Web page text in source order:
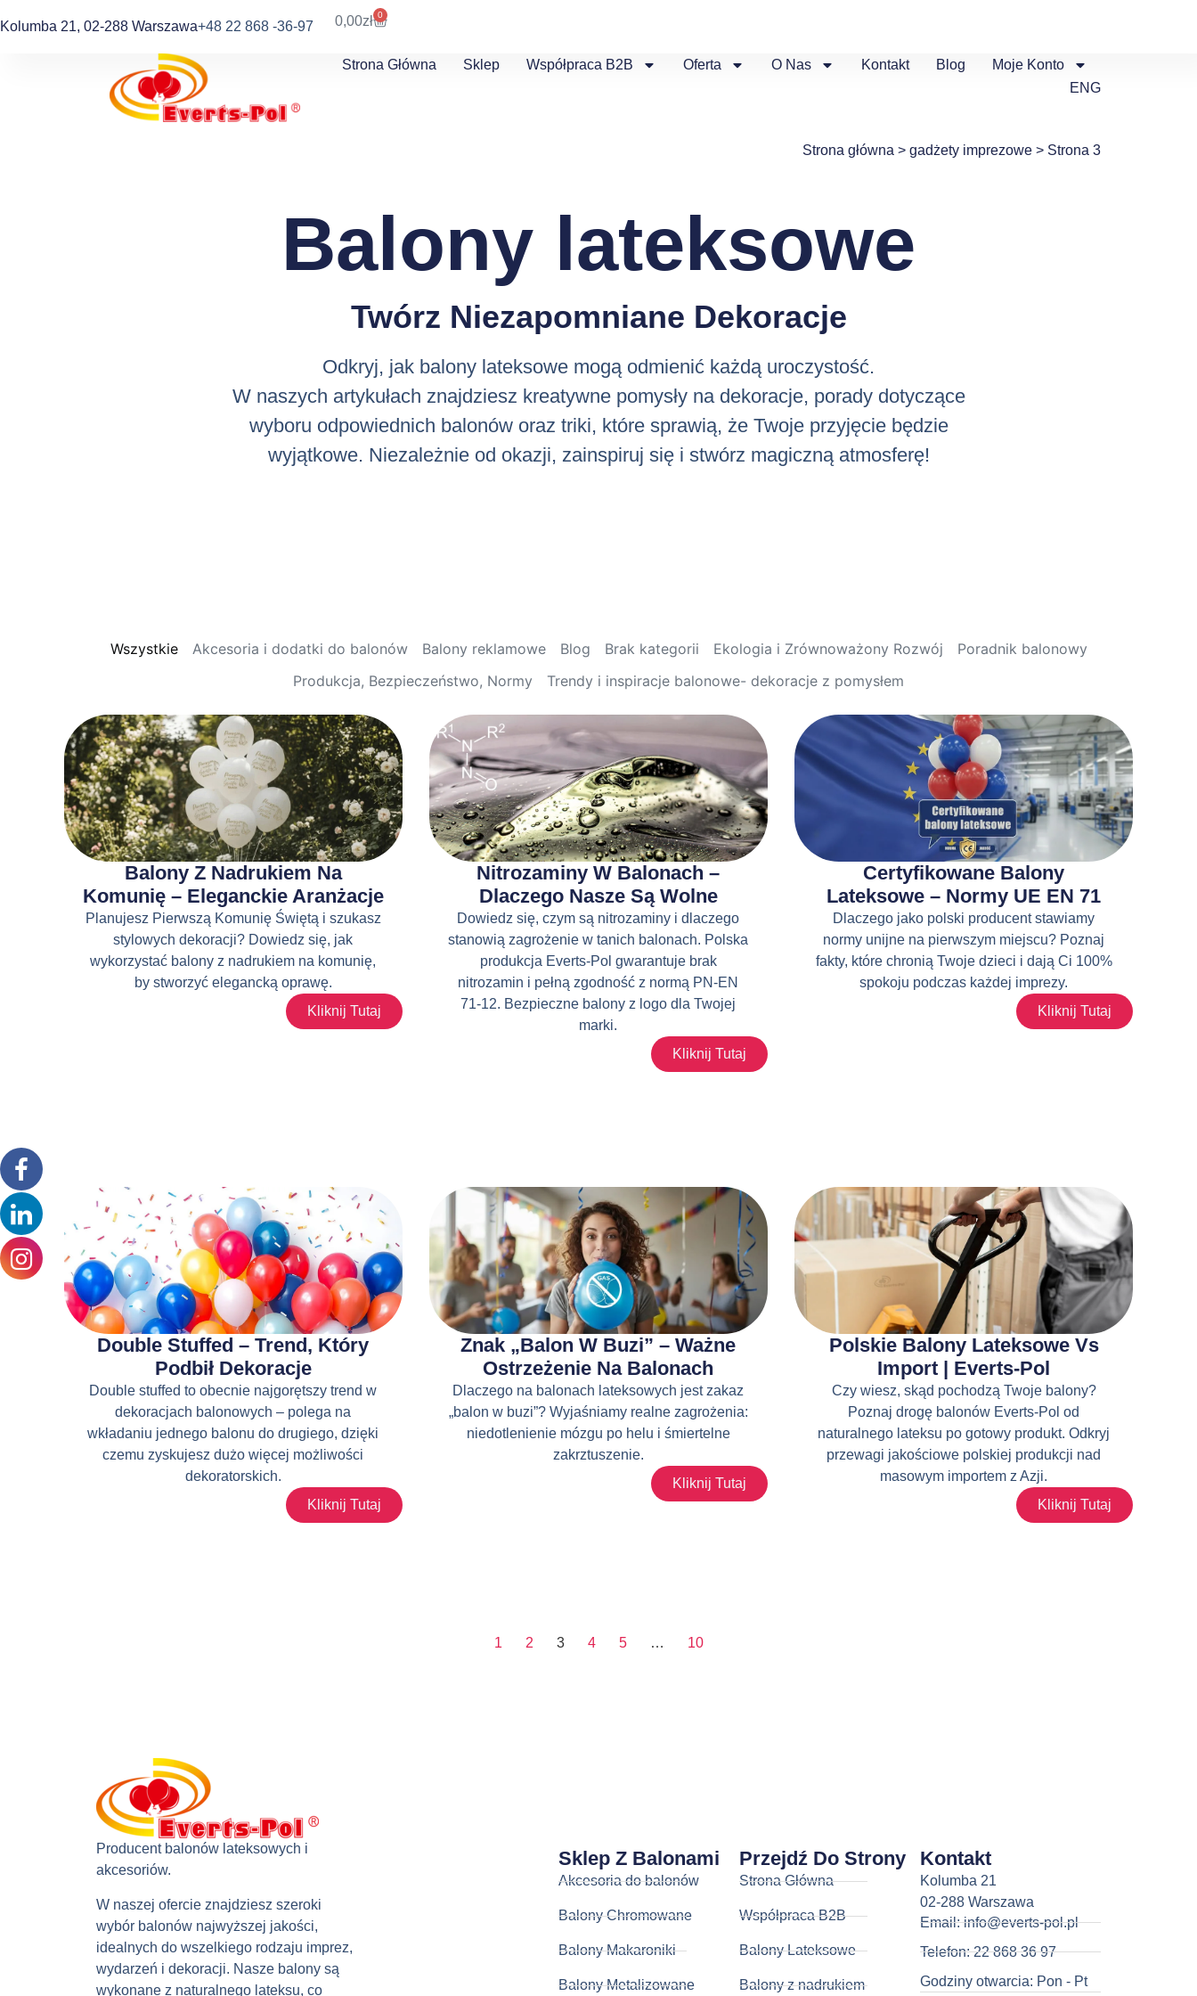
Kolumba 21, 02-288 Warszawa+48 22 868 -36-97 0,00zł 0
Strona Główna Sklep Współpraca B2B Oferta O Nas Kontakt Blog
Moje Konto
ENG
Strona główna >gadżety imprezowe > Strona 3
Balony lateksowe
Twórz Niezapomniane Dekoracje
Odkryj, jak balony lateksowe mogą odmienić każdą uroczystość.
W naszych artykułach znajdziesz kreatywne pomysły na dekoracje, porady dotyczące
wyboru odpowiednich balonów oraz triki, które sprawią, że Twoje przyjęcie będzie
wyjątkowe. Niezależnie od okazji, zainspiruj się i stwórz magiczną atmosferę!
Akcesoria i dodatki do balonów Balony reklamowe Blog Brak kategorii Ekologia i Zrównoważony Rozwój
Poradnik balonowy
Produkcja, Bezpieczeństwo, Normy
Trendy i inspiracje balonowe- dekoracje z pomysłem
Wszystkie
Balony Z Nadrukiem Na
Komunię – Eleganckie Aranżacje
Planujesz Pierwszą Komunię Świętą i szukasz
stylowych dekoracji? Dowiedz się, jak
wykorzystać balony z nadrukiem na komunię,
by stworzyć elegancką oprawę.
Kliknij Tutaj
Nitrozaminy W Balonach –
Dlaczego Nasze Są Wolne
Dowiedz się, czym są nitrozaminy i dlaczego
stanowią zagrożenie w tanich balonach. Polska
produkcja Everts-Pol gwarantuje brak
nitrozamin i pełną zgodność z normą PN-EN
71-12. Bezpieczne balony z logo dla Twojej
marki.
Kliknij Tutaj
Certyfikowane Balony
Lateksowe – Normy UE EN 71
Dlaczego jako polski producent stawiamy
normy unijne na pierwszym miejscu? Poznaj
fakty, które chronią Twoje dzieci i dają Ci 100%
spokoju podczas każdej imprezy.
Kliknij Tutaj
Double Stuffed – Trend, Który
Podbił Dekoracje
Double stuffed to obecnie najgorętszy trend w
dekoracjach balonowych – polega na
wkładaniu jednego balonu do drugiego, dzięki
czemu zyskujesz dużo więcej możliwości
dekoratorskich.
Kliknij Tutaj
Znak „balon W Buzi” – Ważne
Ostrzeżenie Na Balonach
Dlaczego na balonach lateksowych jest zakaz
„balon w buzi”? Wyjaśniamy realne zagrożenia:
niedotlenienie mózgu po helu i śmiertelne
zakrztuszenie.
Kliknij Tutaj
Polskie Balony Lateksowe Vs
Import | Everts-Pol
Czy wiesz, skąd pochodzą Twoje balony?
Poznaj drogę balonów Everts-Pol od
naturalnego lateksu po gotowy produkt. Odkryj
przewagi jakościowe polskiej produkcji nad
masowym importem z Azji.
Kliknij Tutaj
1 2 3 4 5 … 10
Producent balonów lateksowych i
akcesoriów.
W naszej ofercie znajdziesz szeroki
wybór balonów najwyższej jakości,
idealnych do wszelkiego rodzaju imprez,
wydarzeń i dekoracji. Nasze balony są
wykonane z naturalnego lateksu, co
Sklep Z Balonami
Akcesoria do balonów
Balony Chromowane
Balony Makaroniki
Balony Metalizowane
Przejdź Do Strony
Strona Główna
Współpraca B2B
Balony Lateksowe
Balony z nadrukiem
Kontakt
Kolumba 21
02-288 Warszawa
Email: info@everts-pol.pl
Telefon: 22 868 36 97
Godziny otwarcia: Pon - Pt